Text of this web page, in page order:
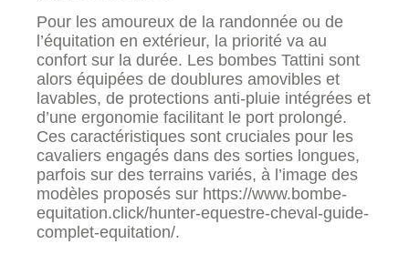
Pour les amoureux de la randonnée ou de
l’équitation en extérieur, la priorité va au
confort sur la durée. Les bombes Tattini sont
alors équipées de doublures amovibles et
lavables, de protections anti-pluie intégrées et
d’une ergonomie facilitant le port prolongé.
Ces caractéristiques sont cruciales pour les
cavaliers engagés dans des sorties longues,
parfois sur des terrains variés, à l’image des
modèles proposés sur https://www.bombe-
equitation.click/hunter-equestre-cheval-guide-
complet-equitation/.